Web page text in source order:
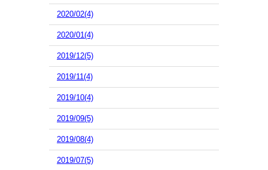
2020/02(4)
2020/01(4)
2019/12(5)
2019/11(4)
2019/10(4)
2019/09(5)
2019/08(4)
2019/07(5)